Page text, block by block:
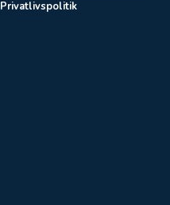
Privatlivspolitik